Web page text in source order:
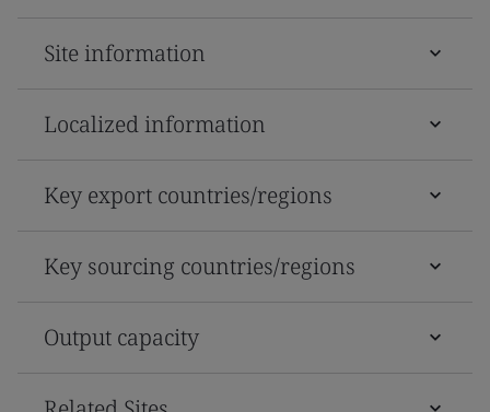
Site information
Localized information
Key export countries/regions
Key sourcing countries/regions
Output capacity